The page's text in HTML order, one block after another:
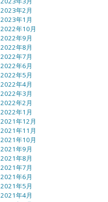
2023年2月
2023年1月
2022年10月
2022年9月
2022年8月
2022年7月
2022年6月
2022年5月
2022年4月
2022年3月
2022年2月
2022年1月
2021年12月
2021年11月
2021年10月
2021年9月
2021年8月
2021年7月
2021年6月
2021年5月
2021年4月